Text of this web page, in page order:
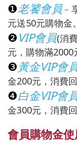
❶老饕會員﹣
元送50元購物金。
❷ VIP會員(消
元，購物滿2000
❸黃金VIP會
金200元，消費
❹白金VIP會
金300元，消費
會員購物金